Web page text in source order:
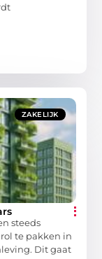
ZAKELIJK
steeds
te pakken in
Dit gaat